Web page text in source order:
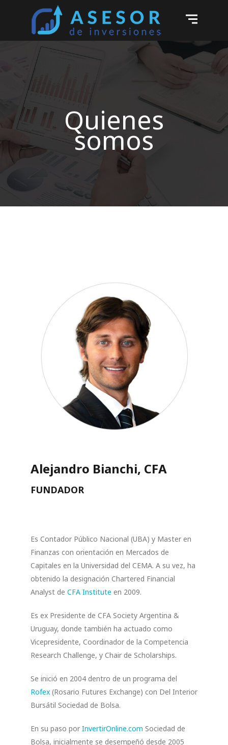
Quienes
somos
Alejandro Bianchi, CFA
FUNDADOR
Es Contador Público Nacional (UBA) y Master en
Finanzas con orientación en Mercados de
Capitales en la Universidad del CEMA. A su vez, ha
obtenido la designación Chartered Financial
Analyst de CFA Institute en 2009.
Es ex Presidente de CFA Society Argentina &
Uruguay, donde también ha actuado como
Vicepresidente, Coordinador de la Competencia
Research Challenge, y Chair de Scholarships.
Se inició en 2004 dentro de un programa del
Rofex(Rosario Futures Exchange) con Del Interior
Bursátil Sociedad de Bolsa.
En su paso por InvertirOnline.com Sociedad de
Bolsa, inicialmente se desempeñó desde 2005